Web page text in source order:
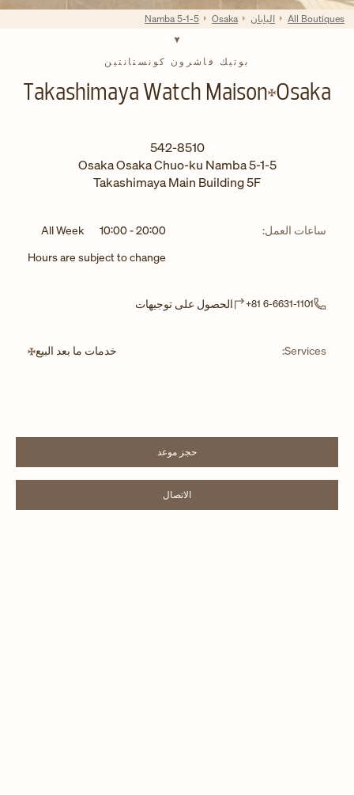
بوتيك فاشرون كونستانتين
Osaka
Takashimaya Watch Maison
542-8510
OsakaOsakaChuo-ku Namba 5-1-5
Takashimaya Main Building 5F
ساعات العمل: All Week 10:00-20:00
Hours are subject to change
+81 6-6631-1101 الحصول على توجيهات
Services: خدمات ما بعد البيع
حجز موعدLINK OPENS IN NEW TAB
الاتصالLINK OPENS IN NEW TAB
All Boutiques اليابان Osaka
Namba 5-1-5